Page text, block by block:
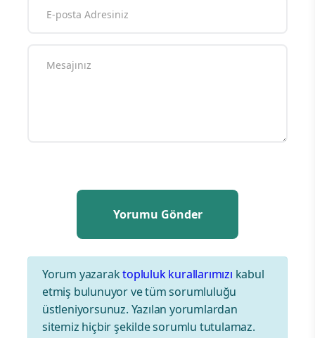
Yorum yazaraktopluluk kurallarımızı kabul
etmiş bulunuyor ve tüm sorumluluğu
üstleniyorsunuz. Yazılan yorumlardan
sitemiz hiçbir şekilde sorumlu tutulamaz.